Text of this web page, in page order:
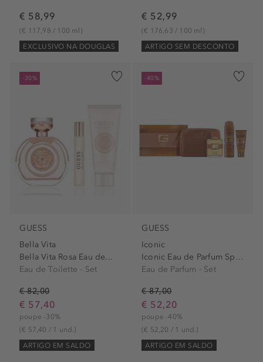
€ 58,99
(€ 117,98 / 100 ml)
EXCLUSIVO NA DOUGLAS
€ 52,99
(€ 176,63 / 100 ml)
ARTIGO SEM DESCONTO
-30%
GUESS
Bella Vita
Bella Vita Rosa Eau de...
Eau de Toilette - Set
€ 82,00
€ 57,40
poupe -30%
(€ 57,40 / 1 und.)
ARTIGO EM SALDO
-40%
GUESS
Iconic
Iconic Eau de Parfum Spray...
Eau de Parfum - Set
€ 87,00
€ 52,20
poupe -40%
(€ 52,20 / 1 und.)
ARTIGO EM SALDO